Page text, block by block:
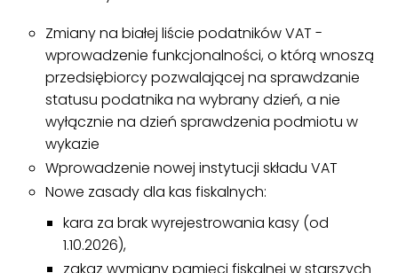
Zmiany na białej liście podatników VAT -
wprowadzenie funkcjonalności, o którą wnoszą
przedsiębiorcy pozwalającej na sprawdzanie
statusu podatnika na wybrany dzień, a nie
wyłącznie na dzień sprawdzenia podmiotu w
wykazie
Wprowadzenie nowej instytucji składu VAT
Nowe zasady dla kas fiskalnych:
kara za brak wyrejestrowania kasy (od
1.10.2026),
zakaz wymiany pamięci fiskalnej w starszych